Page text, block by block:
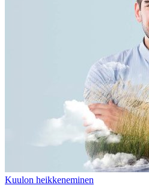
Kuulon heikkeneminen